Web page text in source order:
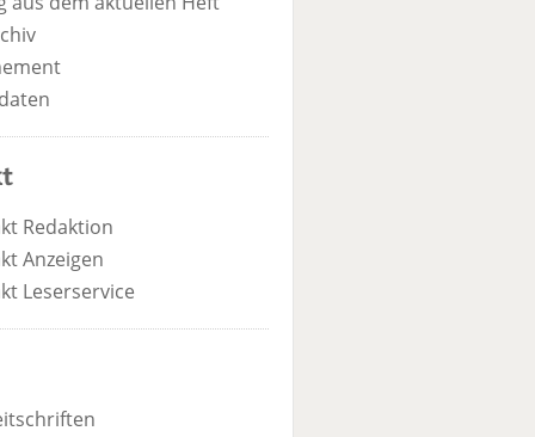
Redaktion
Anzeigen
Leserservice